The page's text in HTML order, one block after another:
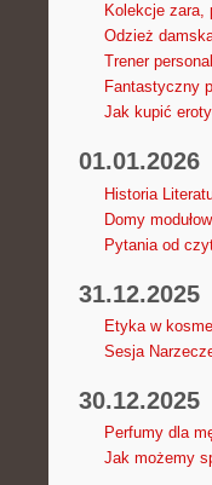
Kolekcje zara,
Odzież
Trener
Fantastyczny
Jak kupić
01.01.2026
Historia
Domy
Pytania od
31.12.2025
Etyka w
Sesja
30.12.2025
Perfumy dla
Jak możemy